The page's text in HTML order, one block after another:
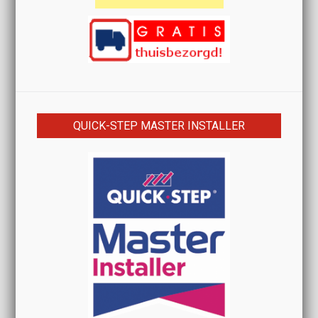
QUICK-STEP MASTER INSTALLER